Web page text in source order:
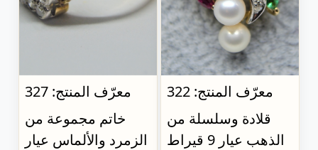
معرّف المنتج: 327
خاتم مجموعة من
الزمرد والألماس عيار
معرّف المنتج: 322
قلادة وسلسلة من
الذهب عيار 9 قيراط